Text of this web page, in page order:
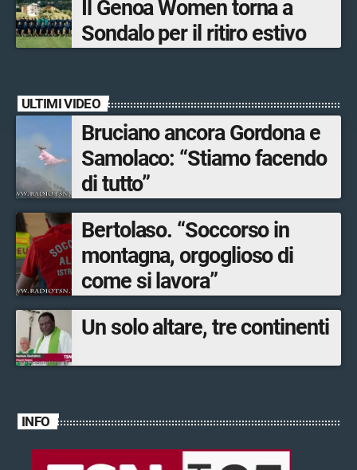
Il Genoa Women torna a
Sondalo per il ritiro estivo
ULTIMI VIDEO
Bruciano ancora Gordona e
Samolaco: “Stiamo facendo
di tutto”
Bertolaso. “Soccorso in
montagna, orgoglioso di
come si lavora”
Un solo altare, tre continenti
INFO